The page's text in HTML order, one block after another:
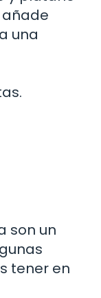
añade
una
son un
tener en